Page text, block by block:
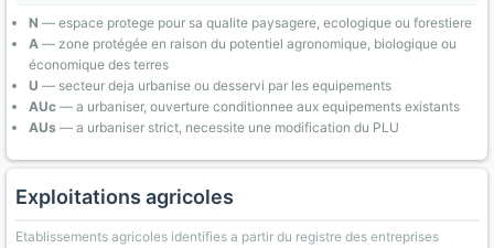
N — espace protege pour sa qualite paysagere, ecologique ou forestiere
A — zone protégée en raison du potentiel agronomique, biologique ou
économique des terres
U — secteur deja urbanise ou desservi par les equipements
AUc — a urbaniser, ouverture conditionnee aux equipements existants
AUs — a urbaniser strict, necessite une modification du PLU
Exploitations agricoles
Etablissements agricoles identifies a partir du registre des entreprises